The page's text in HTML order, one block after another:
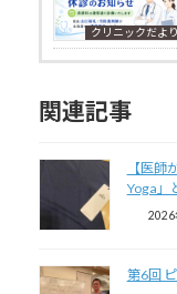
クリニックだより
関連記事
【医師
Yoga」
2026
第6回